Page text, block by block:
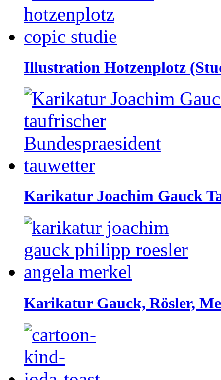
Illustration Hotzenplotz
Karikatur Joachim Gauck
Karikatur Gauck, Rösler,